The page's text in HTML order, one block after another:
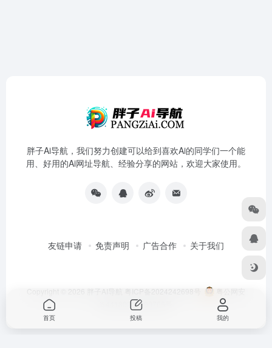
胖子Ai导航，我们努力创建可以给到喜欢Ai的同学们一个能
用、好用的Ai网址导航、经验分享的网站，欢迎大家使用。
友链申请 免责声明 广告合作 关于我们
Copyright © 2026 胖子AI导航 粤ICP备2024242698号
粤公网安
备44180202000766号
首页 投稿 我的